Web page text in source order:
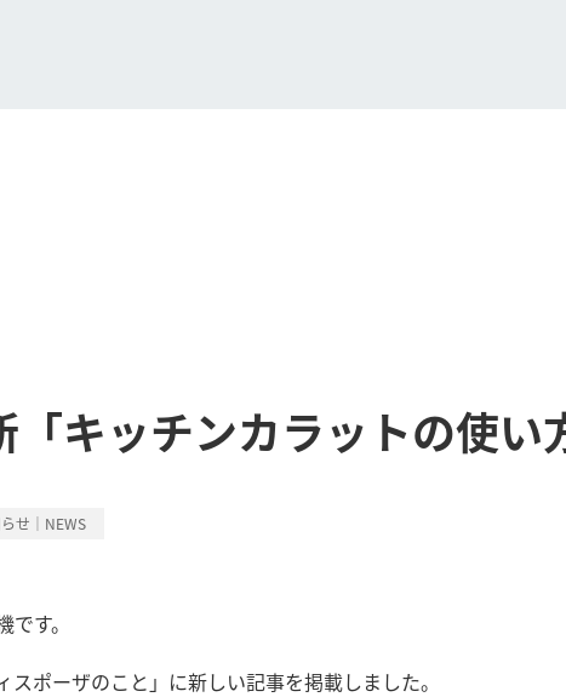
キッチンカラットの使い
せ｜NEWS
す。
スポーザのこと」に新しい記事を掲載しました。